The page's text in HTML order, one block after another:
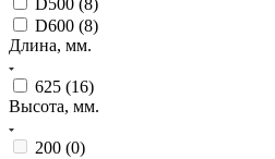
D500 (8)
D600 (8)
Длина, мм.
625 (16)
Высота, мм.
200 (0)